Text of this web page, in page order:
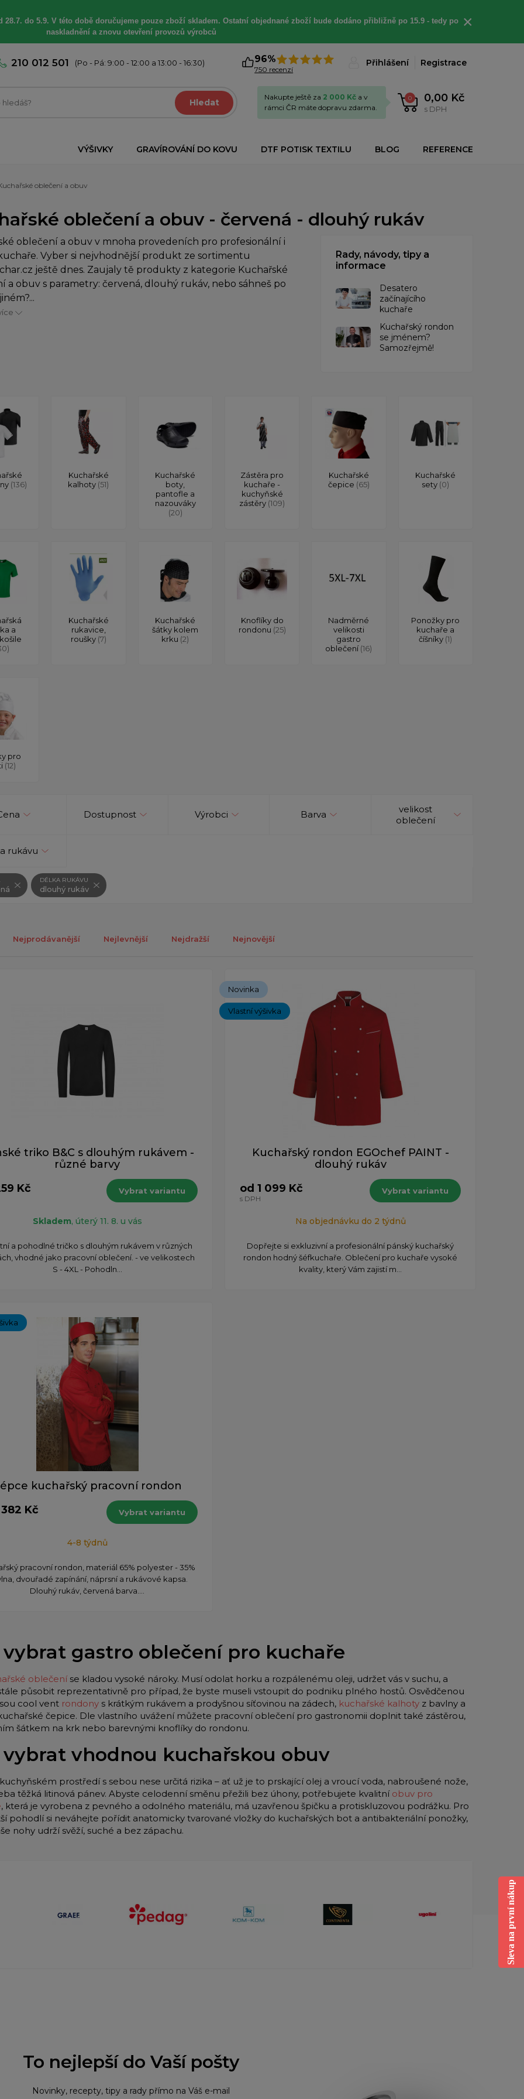
28.7. do 5.9. V této době doručujeme pouze zboží skladem. Ostatní objednané zboží bude dodáno přibližně po 15.9 - tedy po
naskladnění a znovu otevření provozů výrobců
×
210 012 501 (Po - Pá: 9:00 - 12:00 a 13:00 - 16:30) 96%
750 recenzí
Přihlášení Registrace
Hledat 0 0,00 Kč
s DPH
Nakupte ještě za 2 000 Kč a v
rámci ČR máte dopravu zdarma.
VÝŠIVKY GRAVÍROVÁNÍ DO KOVU DTF POTISK TEXTILU BLOG REFERENCE
oblečení a obuv
oblečení a obuv - červená - dlouhý rukáv
oblečení a obuv v mnoha provedeních pro profesionální i
Vyber si nejvhodnější produkt ze sortimentu
ještě dnes. Zaujaly tě produkty z kategorie Kuchařské
a obuv s parametry: červená, dlouhý rukáv, nebo sáhneš po
Rady, návody, tipy a
informace
Desatero
začínajícího
kuchaře
Kuchařský rondon
se jménem?
Samozřejmě!
(136)
Kuchařské
kalhoty (51)
Kuchařské
boty,
pantofle a
nazouváky
(20)
Zástěra pro
kuchaře -
kuchyňské
zástěry (109)
Kuchařské
čepice (65)
Kuchařské
sety (0)
a
Kuchařské
rukavice,
roušky (7)
Kuchařské
šátky kolem
krku (2)
Knoflíky do
rondonu (25)
Nadměrné
velikosti
gastro
oblečení(16)
Ponožky pro
kuchaře a
číšníky (1)
pro
(12)
Dostupnost Výrobci Barva
velikost
oblečení
rukávu
DÉLKA RUKÁVU
dlouhý rukáv
Nejprodávanější Nejlevnější Nejdražší Nejnovější
triko B&C s dlouhým rukávem -
různé barvy
Kč
Vybrat variantu
Skladem, úterý 11. 8. u vás
a pohodlné tričko s dlouhým rukávem v různých
vhodné jako pracovní oblečení. - ve velikostech
S - 4XL - Pohodln...
Novinka
Vlastní výšivka
Kuchařský rondon EGOchef PAINT -
dlouhý rukáv
od 1 099 Kč
s DPH
Vybrat variantu
Na objednávku do 2 týdnů
Dopřejte si exkluzivní a profesionální pánský kuchařský
rondon hodný šéfkuchaře. Oblečení pro kuchaře vysoké
kvality, který Vám zajistí m...
kuchařský pracovní rondon
Kč
Vybrat variantu
4-8 týdnů
pracovní rondon, materiál 65% polyester - 35%
dvouřadé zapínání, náprsní a rukávové kapsa.
Dlouhý rukáv, červená barva....
gastro oblečení pro kuchaře
oblečeníse kladou vysoké nároky. Musí odolat horku a rozpálenému oleji, udržet vás v suchu, a
působit reprezentativně pro případ, že byste museli vstoupit do podniku plného hostů. Osvědčenou
cool vent rondony s krátkým rukávem a prodyšnou síťovinou na zádech, kuchařské kalhoty z bavlny a
čepice. Dle vlastního uvážení můžete pracovní oblečení pro gastronomii doplnit také zástěrou,
šátkem na krk nebo barevnými knoflíky do rondonu.
vhodnou kuchařskou obuv
prostředí s sebou nese určitá rizika – ať už je to prskající olej a vroucí voda, nabroušené nože,
těžká litinová pánev. Abyste celodenní směnu přežili bez úhony, potřebujete kvalitní obuv pro
, která je vyrobena z pevného a odolného materiálu, má uzavřenou špičku a protiskluzovou podrážku. Pro
pohodlí si neváhejte pořídit anatomicky tvarované vložky do kuchařských bot a antibakteriální ponožky,
nohy udrží svěží, suché a bez zápachu.
To nejlepší do Vaší pošty
Novinky, recepty, tipy a rady přímo na Váš e-mail
Sleva na první nákup